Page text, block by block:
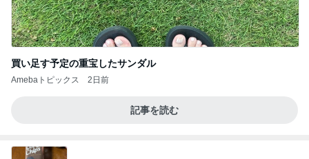
買い足す予定の重宝したサンダル
Amebaトピックス 2日前
記事を読む